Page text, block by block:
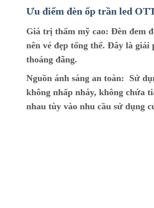
Ưu điểm đèn ốp trần led
Giá trị thẩm mỹ cao: Đèn đem
nên vẻ đẹp tổng thể. Đây là
thoáng đãng.
Nguồn ánh sáng an toàn: Sử
không nhấp nháy, không chứa
nhau tùy vào nhu cầu sử dụng